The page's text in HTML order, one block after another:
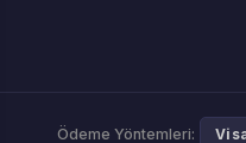
Ödeme Yöntemleri: